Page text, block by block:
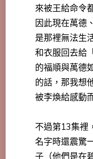
來被王給命令
因此現在萬德
是那裡無法生
和衣服回去給
的福順與萬德
的話，那我想
被李煥給感動
不過第13集裡
名字時還震驚
子（他們是在